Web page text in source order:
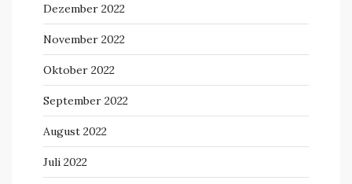
Dezember 2022
November 2022
Oktober 2022
September 2022
August 2022
Juli 2022